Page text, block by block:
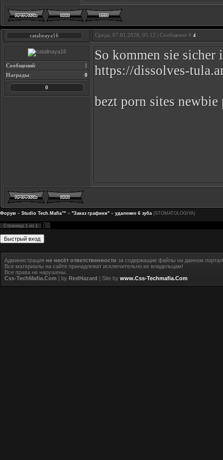
catalinaya16 Среда, 07.01.2026, 05:12 | Сообщение # 4
Сообщений:
1
Награды: 0
0
So kommen sie sicher
https://dissolves-
bezt porn sites
Форум » Studio Tech.Mafia™ » "Заказ графики" » удаление 6 зуба (STOMATOLOGIYA)
Страница 1 из 1 1
Администрация не несёт ответственности за содержащие файлы на данном
Все материалы на сайте принадлежат исключительно их владельцам!
Все права не нарушены.
Css-TechMafia.Com | by RedHazard | Site by www.Css-Techmafia.Com